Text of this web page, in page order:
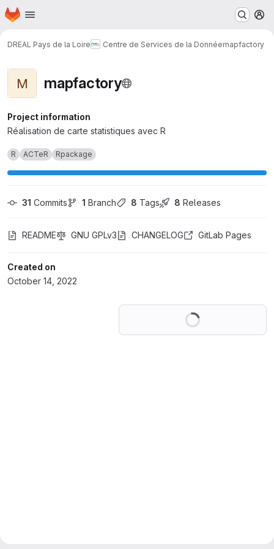
Skip to main content
Homepage
DREAL Pays de la Loire Centre de Services de la Donnéemapfactory
M mapfactory
Project information
Réalisation de carte statistiques avec R
R ACTeR Rpackage
31 Commits 1 Branch 8 Tags 8 Releases
README GNU GPLv3 CHANGELOG GitLab Pages
Created on
October 14, 2022